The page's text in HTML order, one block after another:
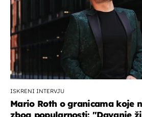
ISKRENI INTERVJU
Mario Roth o granicama koje
zbog popularnosti: "Davanje